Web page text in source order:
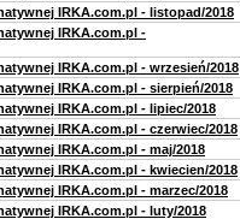
IRKA.com.pl - listopad/2018
IRKA.com.pl -
IRKA.com.pl - wrzesień/2018
IRKA.com.pl - sierpień/2018
IRKA.com.pl - lipiec/2018
IRKA.com.pl - czerwiec/2018
IRKA.com.pl - maj/2018
IRKA.com.pl - kwiecien/2018
IRKA.com.pl - marzec/2018
IRKA.com.pl - luty/2018